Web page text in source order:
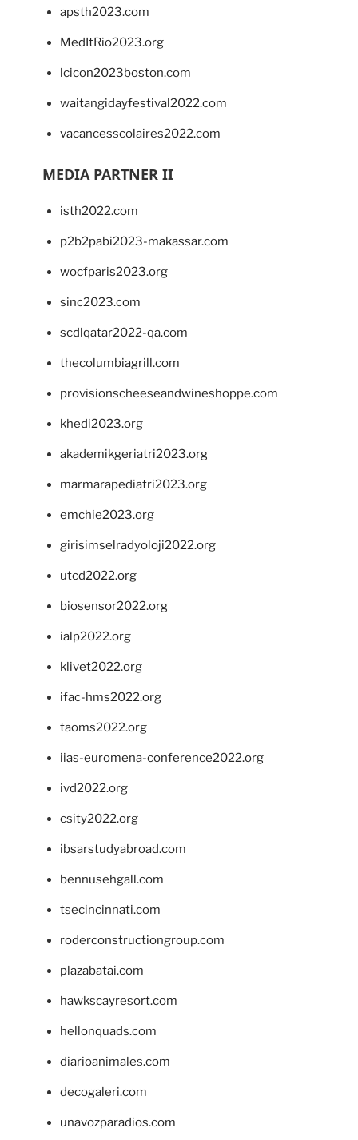
apsth2023.com
MedItRio2023.org
lcicon2023boston.com
waitangidayfestival2022.com
vacancesscolaires2022.com
MEDIA PARTNER II
isth2022.com
p2b2pabi2023-makassar.com
wocfparis2023.org
sinc2023.com
scdlqatar2022-qa.com
thecolumbiagrill.com
provisionscheeseandwineshoppe.com
khedi2023.org
akademikgeriatri2023.org
marmarapediatri2023.org
emchie2023.org
girisimselradyoloji2022.org
utcd2022.org
biosensor2022.org
ialp2022.org
klivet2022.org
ifac-hms2022.org
taoms2022.org
iias-euromena-conference2022.org
ivd2022.org
csity2022.org
ibsarstudyabroad.com
bennusehgall.com
tsecincinnati.com
roderconstructiongroup.com
plazabatai.com
hawkscayresort.com
hellonquads.com
diarioanimales.com
decogaleri.com
unavozparadios.com